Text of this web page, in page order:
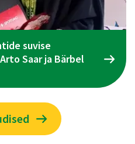
Jõud üldkogu koosolek